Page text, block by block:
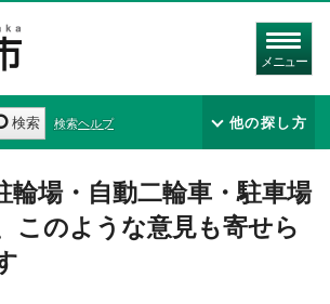
メニュー
検索 検索ヘルプ 他の探し方
輪場・自動二輪車・駐車場
このような意見も寄せら